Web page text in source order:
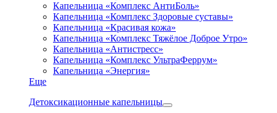
Капельница «Комплекс АнтиБоль»
Капельница «Комплекс Здоровые суставы»
Капельница «Красивая кожа»
Капельница «Комплекс Тяжёлое Доброе Утро»
Капельница «Антистресс»
Капельница «Комплекс УльтраФеррум»
Капельница «Энергия»
Еще
Детоксикационные капельницы